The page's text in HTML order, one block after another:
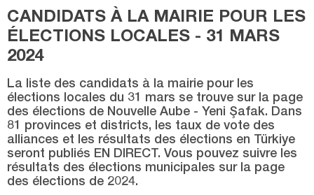
YELEĞEN
Van
Yozgat
Zonguldak
CANDIDATS À LA MAIRIE POUR LES
ÉLECTIONS LOCALES - 31 MARS
2024
La liste des candidats à la mairie pour les
élections locales du 31 mars se trouve sur la page
des élections de Nouvelle Aube - Yeni Şafak. Dans
81 provinces et districts, les taux de vote des
alliances et les résultats des élections en Türkiye
seront publiés EN DIRECT. Vous pouvez suivre les
résultats des élections municipales sur la page
des élections de 2024.